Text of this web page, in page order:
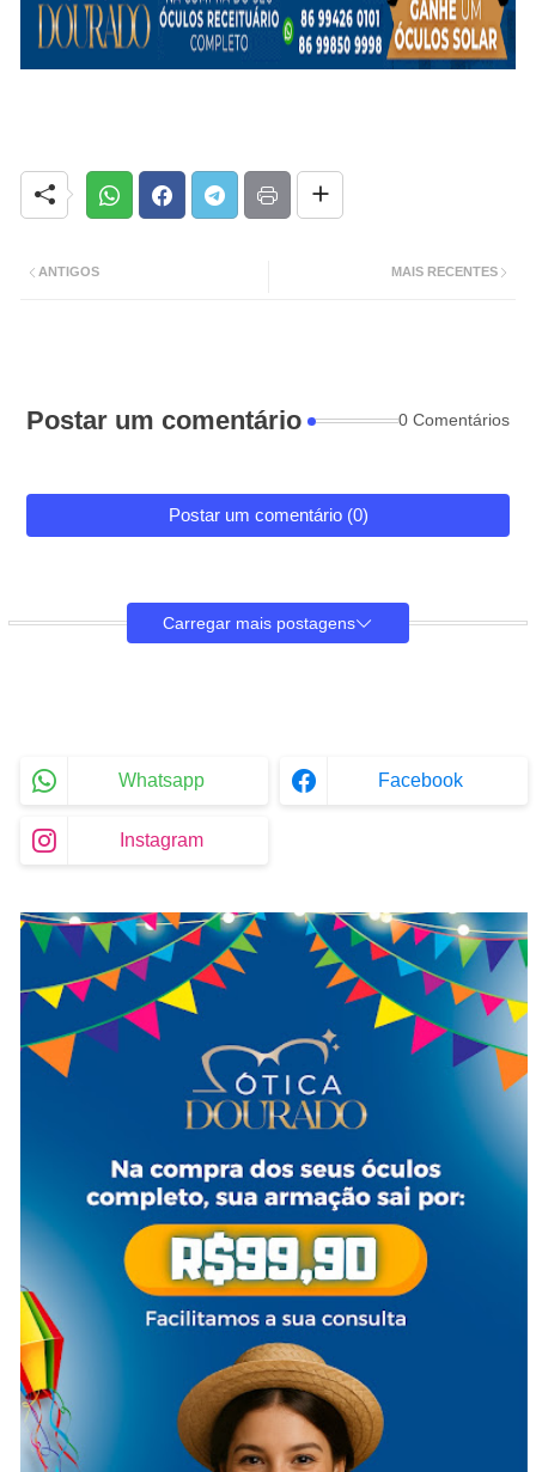
MAIS RECENTES
ANTIGOS
Postar um comentário 0 Comentários
Postar um comentário (0)
Carregar mais postagens
Whatsapp Facebook
Instagram